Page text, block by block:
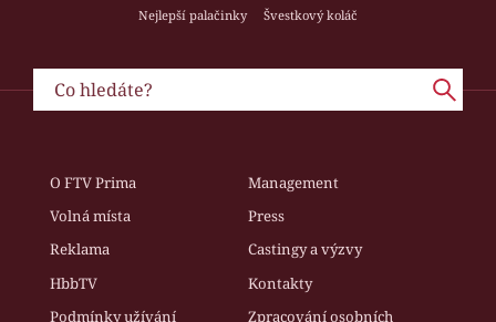
Nejlepší palačinky
Švestkový koláč
O FTV Prima
Management
Volná místa
Press
Reklama
Castingy a výzvy
HbbTV
Kontakty
Podmínky užívání
Zpracování osobních